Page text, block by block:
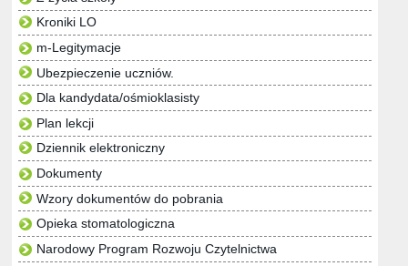
Kroniki LO
m-Legitymacje
Ubezpieczenie uczniów.
Dla kandydata/ośmioklasisty
Plan lekcji
Dziennik elektroniczny
Dokumenty
Wzory dokumentów do pobrania
Opieka stomatologiczna
Narodowy Program Rozwoju Czytelnictwa